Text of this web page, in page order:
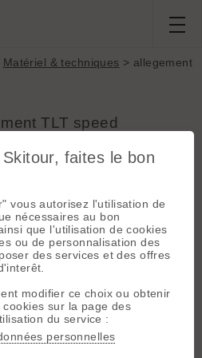
Matériel & techniques > allegement
TLT speed
sujets Chercher Archives
Bernard!
02/2009 22:57
presque un an d'utilisation ?
faites le bon
vous autorisez l'utilisation de
nécessaires au bon
que l'utilisation de cookies
ou de personnalisation des
des services et des offres
modifier ce choix ou obtenir
sur la page des
du service :
personnelles